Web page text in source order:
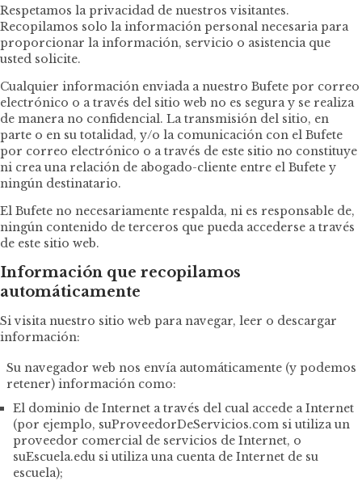
Respetamos la privacidad de nuestros visitantes.
Recopilamos solo la información personal necesaria para
proporcionar la información, servicio o asistencia que
usted solicite.
Cualquier información enviada a nuestro Bufete por correo
electrónico o a través del sitio web no es segura y se realiza
de manera no confidencial. La transmisión del sitio, en
parte o en su totalidad, y/o la comunicación con el Bufete
por correo electrónico o a través de este sitio no constituye
ni crea una relación de abogado-cliente entre el Bufete y
ningún destinatario.
El Bufete no necesariamente respalda, ni es responsable de,
ningún contenido de terceros que pueda accederse a través
de este sitio web.
Información que recopilamos
automáticamente
Si visita nuestro sitio web para navegar, leer o descargar
información:
Su navegador web nos envía automáticamente (y podemos
retener) información como:
El dominio de Internet a través del cual accede a Internet
(por ejemplo, suProveedorDeServicios.com si utiliza un
proveedor comercial de servicios de Internet, o
suEscuela.edu si utiliza una cuenta de Internet de su
escuela);